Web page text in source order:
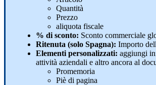
Quantità
Prezzo
aliquota fiscale
% di sconto: Sconto commerciale
Ritenuta (solo Spagna): Importo
Elementi personalizzati: aggiungi
attività aziendali e altro ancora al
Promemoria
Piè di pagina